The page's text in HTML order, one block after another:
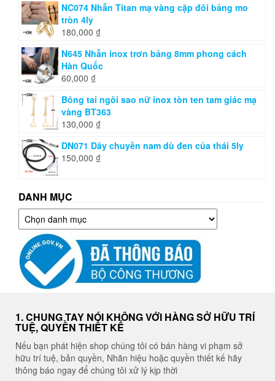
NC074 Nhẫn Titan mạ vàng cặp đôi bảng mo
tròn 4ly
180,000 ₫
N645 Nhẫn inox trơn bảng 8mm phong cách
Hàn Quốc
60,000 ₫
Bông tai ngôi sao nữ inox tòn ten tam giác mạ
vàng BT363
130,000 ₫
DN071 Dây chuyền nam dù đen của thái 5ly
150,000 ₫
DANH MỤC
Danh
mục
1. CHUNG TAY NÓI KHÔNG VỚI HÀNG SỞ HỮU TRÍ
TUỆ, QUYỀN THIẾT KẾ
Nếu bạn phát hiện shop chúng tôi có bán hàng vi phạm sở
hữu trí tuệ, bản quyền, Nhãn hiệu hoặc quyền thiết kế hãy
thông báo ngay để chúng tôi xử lý kịp thời